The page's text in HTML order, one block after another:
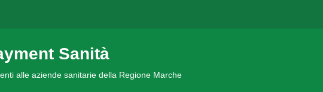
Sanità
alle aziende sanitarie della Regione Marche